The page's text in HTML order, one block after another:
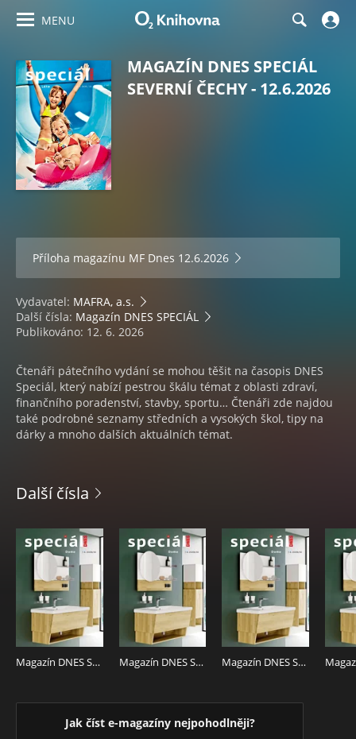
MENU
MAGAZÍN DNES SPECIÁL
SEVERNÍ ČECHY - 12.6.2026
Příloha magazínu MF Dnes 12.6.2026
Vydavatel: MAFRA, a.s.
Další čísla: Magazín DNES SPECIÁL
Publikováno: 12. 6. 2026
Čtenáři pátečního vydání se mohou těšit na časopis DNES
Speciál, který nabízí pestrou škálu témat z oblasti zdraví,
finančního poradenství, stavby, sportu… Čtenáři zde najdou
také podrobné seznamy středních a vysokých škol, tipy na
dárky a mnoho dalších aktuálních témat.
Další čísla
Magazín DNES SPECIÁL Severní Čechy - 7.8.2026 Magazín DNES SPECIÁL Střední Čechy - 7.8.2026 Magazín DNES SPECIÁL Pardubický - 7.8.2026
Jak číst e-magazíny nejpohodlněji?